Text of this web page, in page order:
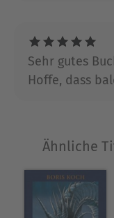
Sehr gutes
Hoffe, dass
Ähnliche